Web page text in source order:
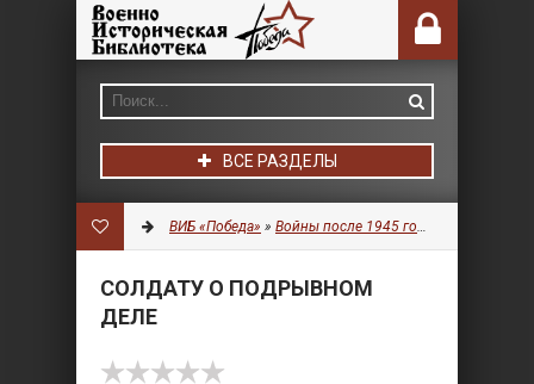
ВСЕ РАЗДЕЛЫ
ВИБ «Победа» » Войны после 1945 года
СОЛДАТУ О ПОДРЫВНОМ
ДЕЛЕ